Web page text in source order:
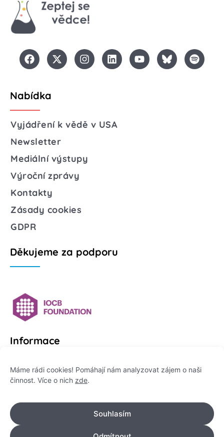
Máme rádi cookies! Pomáhají nám analyzovat zájem o naši
činnost. Více o nich zde.
Souhlasím
Nabídka
Vyjádření k vědě v USA
Newsletter
Mediální výstupy
Výroční zprávy
Kontakty
Zásady cookies
GDPR
Děkujeme za podporu
Informace
Platformu Zeptej se vědce provozuje:
IČO: 178 47 389
Flemingovo náměstí 542/2,
Dejvice, 160 00 Praha 6